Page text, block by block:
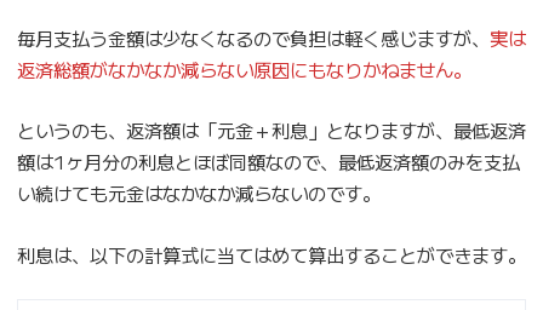
毎月支払う金額は少なくなるので負担は軽く感じますが、 実は
返済総額がなかなか減らない原因にもなりかねません。
というのも、返済額は「元金＋利息」となりますが、最低返済
額は1ヶ月分の利息とほぼ同額なので、最低返済額のみを支払
い続けても元金はなかなか減らないのです。
利息は、以下の計算式に当てはめて算出することができます。